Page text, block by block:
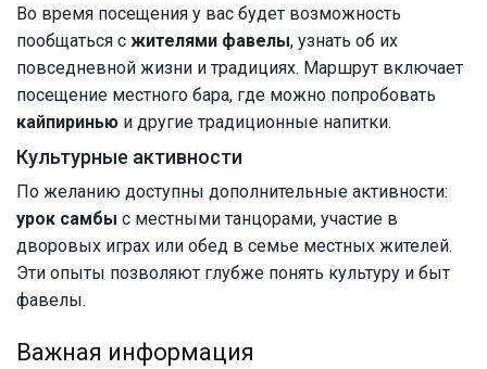
Во время посещения у вас будет возможность
пообщаться с жителями фавелы, узнать об их
повседневной жизни и традициях. Маршрут включает
посещение местного бара, где можно попробовать
кайпиринью и другие традиционные напитки.
Культурные активности
По желанию доступны дополнительные активности:
урок самбы с местными танцорами, участие в
дворовых играх или обед в семье местных жителей.
Эти опыты позволяют глубже понять культуру и быт
фавелы.
Важная информация